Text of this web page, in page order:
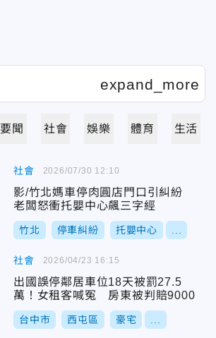
要聞 社會 娛樂 體育 生活
社會
影/竹北媽車停肉圓店門口引糾紛
老闆怒衝托嬰中心飆三字經
竹北 停車糾紛 托嬰中心
2026/07/30 12:10
社會
出國誤停鄰居車位18天被罰27.5
萬！女租客喊冤 房東被判賠9000
台中市 西屯區 豪宅
2026/04/23 16:15